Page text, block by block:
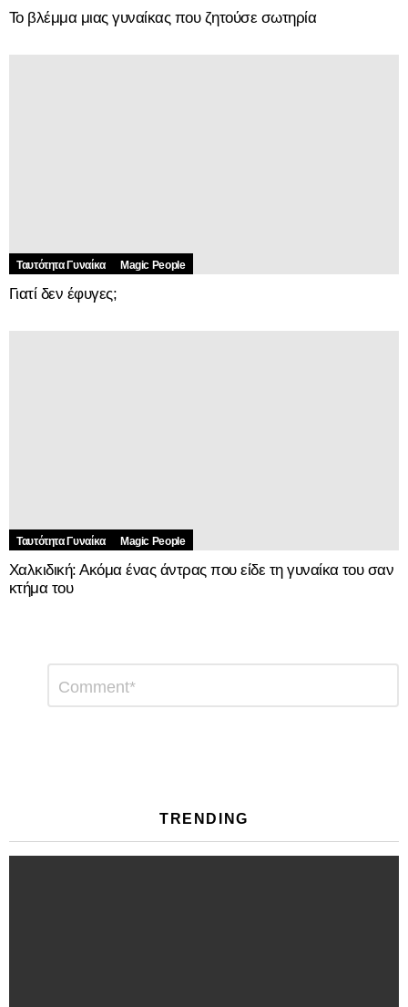
Το βλέμμα μιας γυναίκας που ζητούσε σωτηρία
Ταυτότητα Γυναίκα Magic People
Γιατί δεν έφυγες;
Ταυτότητα Γυναίκα Magic People
Χαλκιδική: Ακόμα ένας άντρας που είδε τη γυναίκα του σαν
κτήμα του
απάντηση
TRENDING